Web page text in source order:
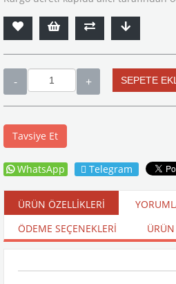
Tavsiye Et
WhatsApp Telegram
ÜRÜN ÖZELLIKLERI
ÖDEME SEÇENEKLERI